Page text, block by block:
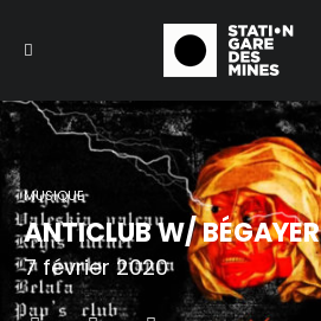
MUSIQUE
ANTICLUB W/ BÉGAYER
7 février 2020